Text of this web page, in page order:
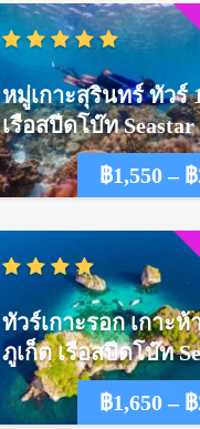
฿1,550 – ฿
หมู่เกาะสุรินทร์ ทัวร์
เรือสปีดโบ๊ท Seastar
฿1,650 – ฿
ทัวร์เกาะรอก เกาะห้
ภูเก็ต เรือสปีดโบ๊ท